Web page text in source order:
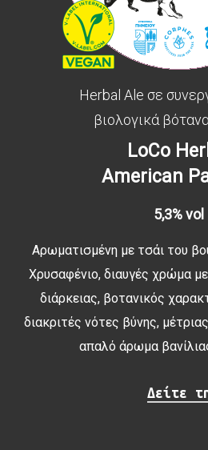
Herbal Ale σε
βιολογικά
LoCo
American
5,3% vol
Αρωματισμένη με τσάι του
Χρυσαφένιο, διαυγές χρώμα
διάρκειας, βοτανικός
διακριτές νότες βύνης,
απαλό άρωμα
Δείτε